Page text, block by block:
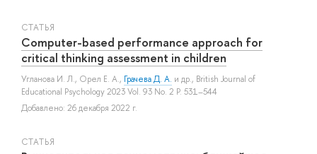
СТАТЬЯ
Computer-based performance approach for
critical thinking assessment in children
Угланова И. Л., Орел Е. А., Грачева Д. А. и др., British Journal of
Educational Psychology 2023 Vol. 93 No. 2 P. 531–544
Добавлено: 26 декабря 2022 г.
СТАТЬЯ